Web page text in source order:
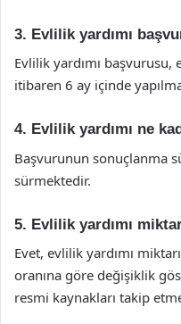
3. Evlilik yardımı
Evlilik yardımı
itibaren 6 ay içinde
4. Evlilik yardımı ne
Başvurunun sonuçlanma
sürmektedir.
5. Evlilik yardımı
Evet, evlilik yardımı
oranına göre değişiklik
resmi kaynakları takip